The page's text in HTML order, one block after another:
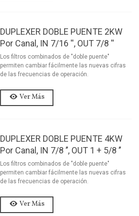
DUPLEXER DOBLE PUENTE 2KW
Por Canal, IN 7/16 '', OUT 7/8 ''
Los filtros combinados de "doble puente"
permiten cambiar fácilmente las nuevas cifras
de las frecuencias de operación.
Ver Más
DUPLEXER DOBLE PUENTE 4KW
Por Canal, IN 7/8 ’’, OUT 1 + 5/8 ’’
Los filtros combinados de "doble puente"
permiten cambiar fácilmente las nuevas cifras
de las frecuencias de operación.
Ver Más